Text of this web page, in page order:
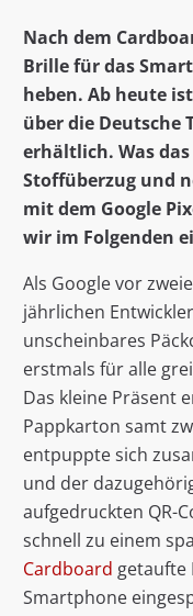
Nach dem
Brille für das
heben. Ab heute
über die Deutsche
erhältlich. Was
Stoffüberzug und
mit dem Google
wir im Folgenden
Als Google vor
jährlichen
unscheinbares
erstmals für alle
Das kleine Präsent
Pappkarton samt
entpuppte sich
und der
aufgedruckten QR-
schnell zu einem
Cardboard getaufte
Smartphone